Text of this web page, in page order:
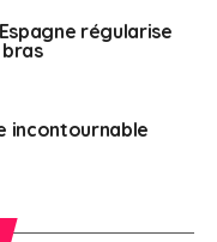
la réparation
?
sur le projet
régularise
incontournable